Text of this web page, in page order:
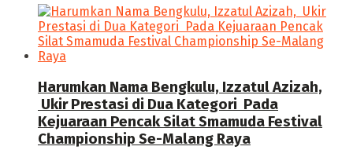
Harumkan Nama Bengkulu, Izzatul Azizah,
Ukir Prestasi di Dua Kategori Pada
Kejuaraan Pencak Silat Smamuda Festival
Championship Se-Malang Raya